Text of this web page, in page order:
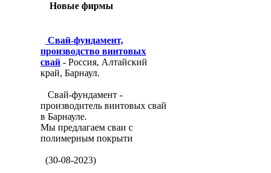
Новые фирмы
Свай-фундамент,
производство винтовых
свай - Россия, Алтайский
край, Барнаул.
Свай-фундамент -
производитель винтовых свай
в Барнауле.
Мы предлагаем сваи с
полимерным покрыти
(30-08-2023)